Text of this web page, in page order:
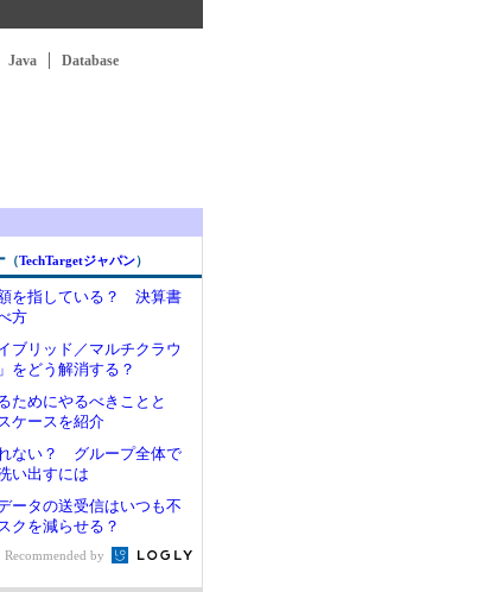
Java
Database
（TechTargetジャパン）
額を指している？ 決算書
方
ブリッド／マルチクラウ
をどう解消する？
ためにやるべきことと
ケースを紹介
ない？ グループ全体で
い出すには
ータの送受信はいつも不
を減らせる？
Recommended by